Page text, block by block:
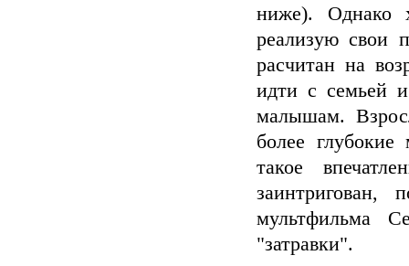
ниже). Однако
реализую свои
расчитан на
идти с семьей
малышам.
более
такое
мультфильма
"затравки".